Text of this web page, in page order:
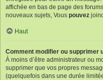
affichée en bas de page des
nouveaux sujets, Vous pouvez
Haut
Comment modifier ou supprimer
À moins d’être administrateur ou
supprimer que vos propres
(quelquefois dans une durée